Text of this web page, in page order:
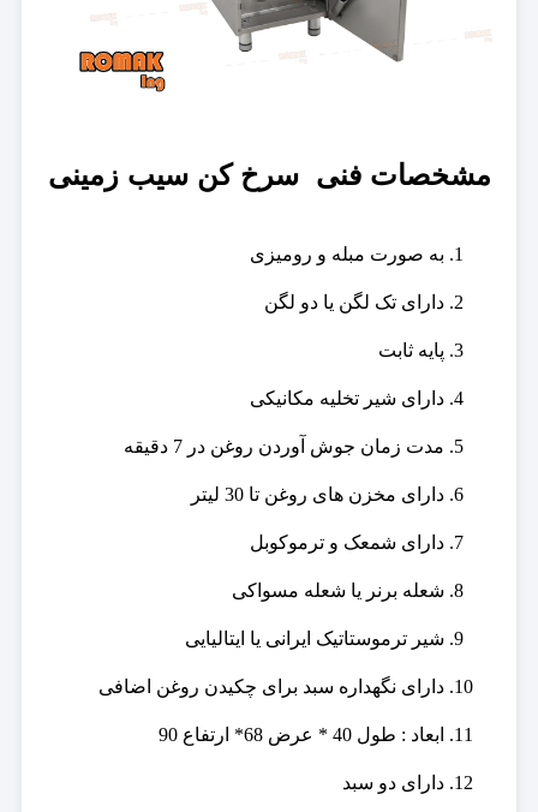
مشخصات فنی سرخ کن سیب زمینی
به صورت مبله و رومیزی
دارای تک لگن یا دو لگن
پایه ثابت
دارای شیر تخلیه مکانیکی
مدت زمان جوش آوردن روغن در 7 دقیقه
دارای مخزن های روغن تا 30 لیتر
دارای شمعک و ترموکوبل
شعله برنر یا شعله مسواکی
شیر ترموستاتیک ایرانی یا ایتالیایی
دارای نگهداره سبد برای چکیدن روغن اضافی
ابعاد : طول 40 * عرض 68* ارتفاع 90
دارای دو سبد